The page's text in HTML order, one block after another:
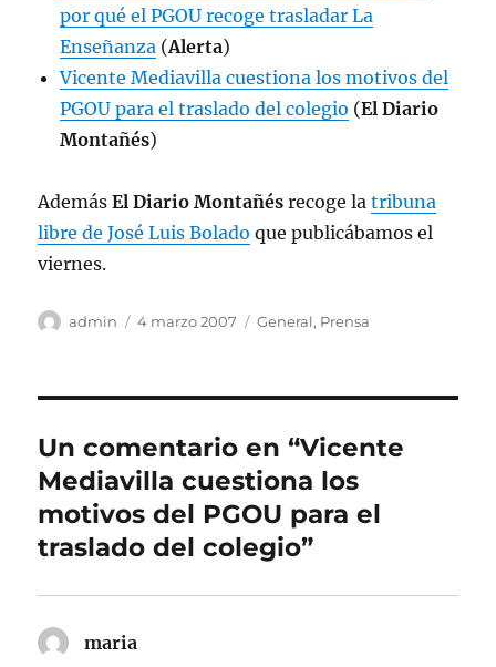
por qué el PGOU recoge trasladar La
Enseñanza (Alerta)
Vicente Mediavilla cuestiona los motivos del
PGOU para el traslado del colegio (El Diario
Montañés)
AdemásEl Diario Montañés recoge latribuna
libre de José Luis Bolado que publicábamos el
viernes.
Autor
admin
Publicado
4 marzo 2007 Categorías
General, Prensa
Un comentario en “Vicente
Mediavilla cuestiona los
motivos del PGOU para el
traslado del colegio”
maria